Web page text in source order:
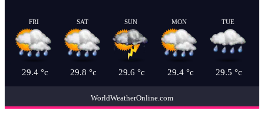
FRI
29.4°c
SAT
29.8 °c
SUN
29.6 °c
MON
29.4°c
TUE
29.5 °c
WorldWeatherOnline.com